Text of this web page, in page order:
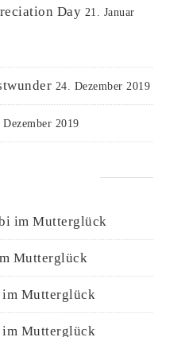
Day 21. Januar
24. Dezember 2019
Dezember 2019
im Mutterglück
Mutterglück
Mutterglück
Mutterglück